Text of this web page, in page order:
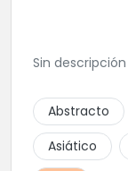
Sin descripción
Abstracto
Asiático